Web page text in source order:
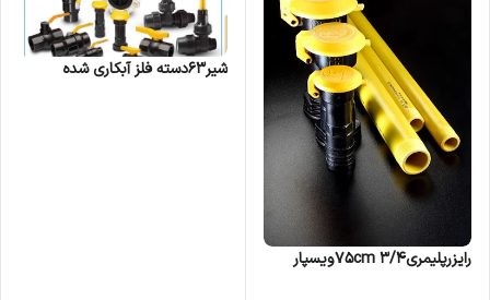
رایزرپلیمری۳/۴ ۷۵cmویسپار
شیر63دسته فلز آبکاری شده